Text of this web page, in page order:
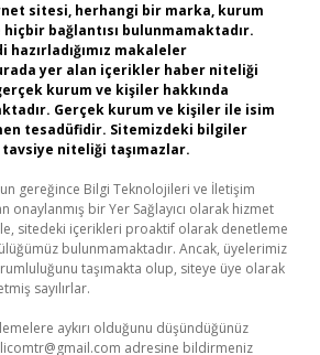
sitesi, herhangi bir marka, kurum
bağlantısı bulunmamaktadır.
hazırladığımız makaleler
yer alan içerikler haber niteliği
kurum ve kişiler hakkında
Gerçek kurum ve kişiler ile isim
tesadüfidir. Sitemizdeki bilgiler
niteliği taşımazlar.
gereğince Bilgi Teknolojileri ve İletişim
onaylanmış bir Yer Sağlayıcı olarak hizmet
sitedeki içerikleri proaktif olarak denetleme
bulunmamaktadır. Ancak, üyelerimiz
taşımakta olup, siteye üye olarak
sayılırlar.
aykırı olduğunu düşündüğünüz
adresine bildirmeniz